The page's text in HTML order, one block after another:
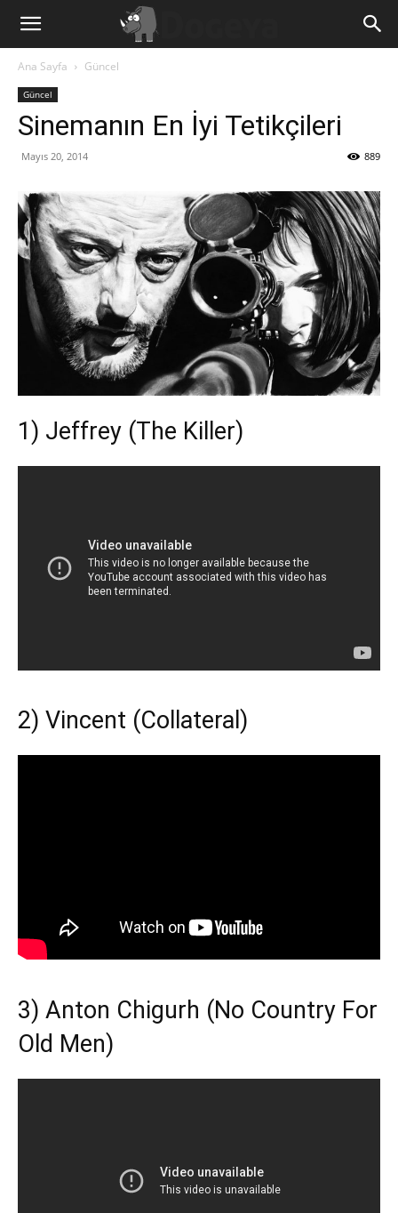
Ana Sayfa Güncel
Güncel
Sinemanın En İyi Tetikçileri
Mayıs 20, 2014 889
1) Jeffrey (The Killer)
2) Vincent (Collateral)
3) Anton Chigurh (No Country For
Old Men)